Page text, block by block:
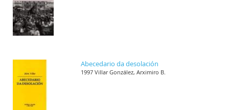
Abecedario da desolación
1997 Villar González, Arximiro B.